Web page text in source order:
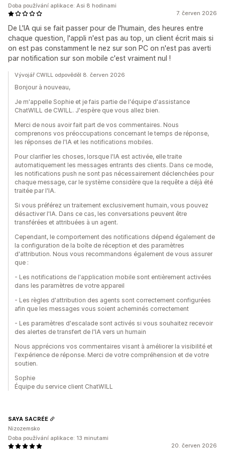
7. červen 2026
De L'IA qui se fait passer pour de l'humain, des heures entre
chaque question, l'appli n'est pas au top, un client écrit mais si
on est pas constamment le nez sur son PC on n'est pas averti
par notification sur son mobile c'est vraiment nul !
Doba používání aplikace: Asi 8 hodinami
Vývojář CWILL odpověděl 8. červen 2026
Bonjour à nouveau,
Je m'appelle Sophie et je fais partie de l'équipe d'assistance
ChatWILL de CWILL. J'espère que vous allez bien.
Merci de nous avoir fait part de vos commentaires. Nous
comprenons vos préoccupations concernant le temps de réponse,
les réponses de l'IA et les notifications mobiles.
Pour clarifier les choses, lorsque l'IA est activée, elle traite
automatiquement les messages entrants des clients. Dans ce mode,
les notifications push ne sont pas nécessairement déclenchées pour
chaque message, car le système considère que la requête a déjà été
traitée par l'IA.
Si vous préférez un traitement exclusivement humain, vous pouvez
désactiver l'IA. Dans ce cas, les conversations peuvent être
transférées et attribuées à un agent.
Cependant, le comportement des notifications dépend également de
la configuration de la boîte de réception et des paramètres
d'attribution. Nous vous recommandons également de vous assurer
que :
- Les notifications de l'application mobile sont entièrement activées
dans les paramètres de votre appareil
- Les règles d'attribution des agents sont correctement configurées
afin que les messages vous soient acheminés correctement
- Les paramètres d'escalade sont activés si vous souhaitez recevoir
des alertes de transfert de l'IA vers un humain
Nous apprécions vos commentaires visant à améliorer la visibilité et
l'expérience de réponse. Merci de votre compréhension et de votre
soutien.
Sophie
Équipe du service client ChatWILL
20. červen 2026
SAYA SACRÉE
Nizozemsko
Doba používání aplikace: 13 minutami